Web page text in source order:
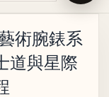
術腕錶系
道與星際